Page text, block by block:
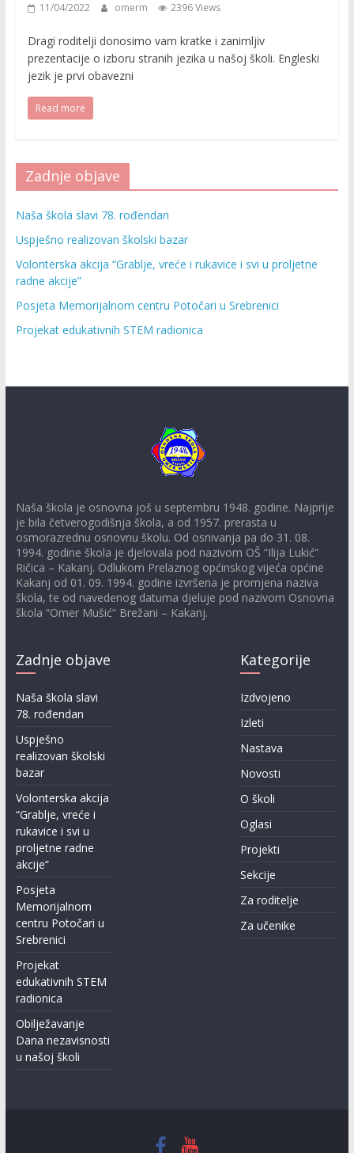
11/04/2022 omerm 2396 Views
Dragi roditelji donosimo vam kratke i zanimljiv
prezentacije o izboru stranih jezika u našoj školi. Engleski
jezik je prvi obavezni
Read more
Zadnje objave
Naša škola slavi 78. rođendan
Uspješno realizovan školski bazar
Volonterska akcija “Grablje, vreće i rukavice i svi u proljetne
radne akcije”
Posjeta Memorijalnom centru Potočari u Srebrenici
Projekat edukativnih STEM radionica
Naša škola je osnovna još u septembru 1948. godine. Najprije
je bila četverogodišnja škola, a od 1957. prerasta u
osmorazrednu osnovnu školu. Od osnivanja pa do 31. 08.
1994. godine škola je djelovala pod nazivom OŠ “Ilija Lukić“
Ričica – Kakanj. Odlukom Prelaznog općinskog vijeća općine
Kakanj od 01. 09. 1994. godine izvršena je promjena naziva
škola, te od navedenog datuma djeluje pod nazivom Osnovna
škola “Omer Mušić“ Brežani – Kakanj.
Zadnje objave
Naša škola slavi
78. rođendan
Uspješno
realizovan školski
bazar
Volonterska akcija
“Grablje, vreće i
rukavice i svi u
proljetne radne
akcije”
Posjeta
Memorijalnom
centru Potočari u
Srebrenici
Projekat
edukativnih STEM
radionica
Obilježavanje
Dana nezavisnosti
u našoj školi
Kategorije
Izdvojeno
Izleti
Nastava
Novosti
O školi
Oglasi
Projekti
Sekcije
Za roditelje
Za učenike